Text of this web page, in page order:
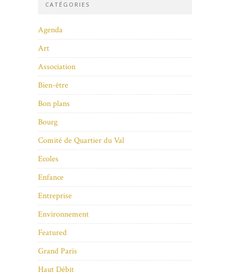
CATÉGORIES
Agenda
Art
Association
Bien-être
Bon plans
Bourg
Comité de Quartier du Val
Ecoles
Enfance
Entreprise
Environnement
Featured
Grand Paris
Haut Débit